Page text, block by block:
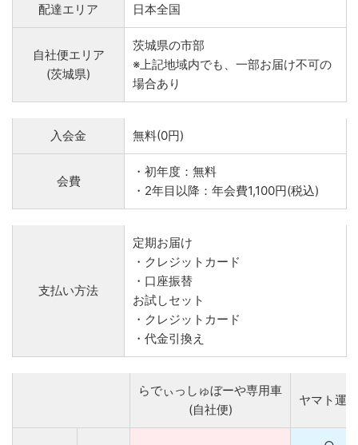
配達エリア 日本全国
自社便エリア
(茨城県)
茨城県の市部
※上記地域内でも、一部お届け不可の
場合あり
入会金 無料(0円)
会費
・初年度：無料
・2年目以降：年会費1,100円(税込)
支払い方法
定期お届け
・クレジットカード
・口座振替
お試しセット
・クレジットカード
・代金引換え
らでぃっしゅぼーや専用車
(自社便)
ヤマト運輸